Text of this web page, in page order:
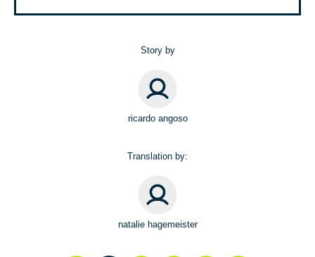
Story by
ricardo angoso
Translation by:
natalie hagemeister